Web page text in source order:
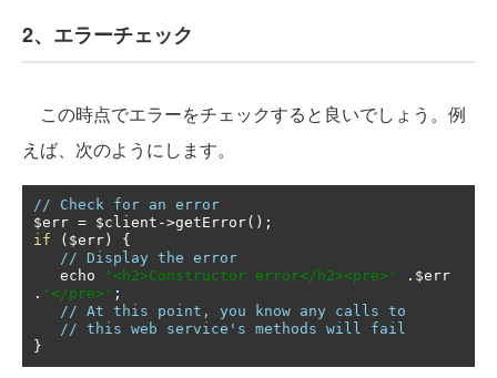
2、エラーチェック
この時点でエラーをチェックすると良いでしょう。例
えば、次のようにします。
// Check for an error
$err = $client ->getError();
if
( $err )
{
// Display the error
   echo
'<h2>Constructor error</h2><pre>' .
. '</pre>' ;
// At this point, you know any calls to
// this web service's methods will fail
}